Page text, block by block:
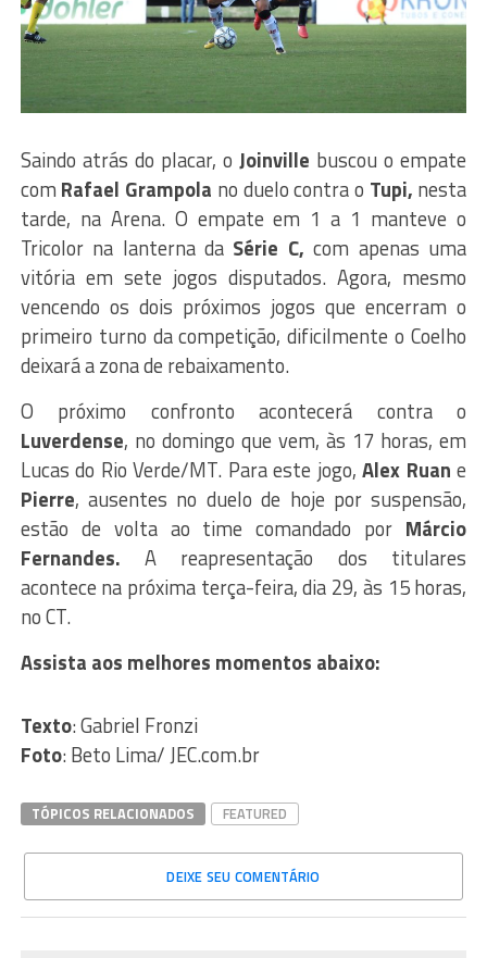
Saindo atrás do placar, oJoinville buscou o empate
com Rafael Grampola no duelo contra o Tupi, nesta
tarde, na Arena. O empate em 1 a 1 manteve o
Tricolor na lanterna da Série C, com apenas uma
vitória em sete jogos disputados. Agora, mesmo
vencendo os dois próximos jogos que encerram o
primeiro turno da competição, dificilmente o Coelho
deixará a zona de rebaixamento.
O próximo confronto acontecerá contra o
Luverdense, no domingo que vem, às 17 horas, em
Lucas do Rio Verde/MT. Para este jogo,Alex Ruan e
Pierre, ausentes no duelo de hoje por suspensão,
estão de volta ao time comandado por Márcio
Fernandes. A reapresentação dos titulares
acontece na próxima terça-feira, dia 29, às 15 horas,
no CT.
Assista aos melhores momentos abaixo:
Texto: Gabriel Fronzi
Foto: Beto Lima/ JEC.com.br
TÓPICOS RELACIONADOS FEATURED
DEIXE SEU COMENTÁRIO